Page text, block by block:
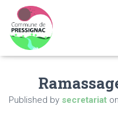
Published by secretariat on